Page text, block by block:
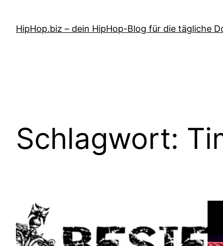
springen
HipHop.biz – dein HipHop-Blog für die tägliche
Schlagwort: